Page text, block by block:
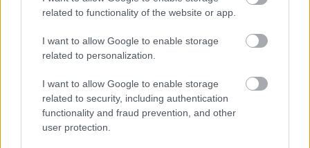
related to functionality of the website or app.
I want to allow Google to enable storage
related to personalization.
I want to allow Google to enable storage
related to security, including authentication
functionality and fraud prevention, and other
user protection.
Támogasd adományoddal
Kapcsolódó hírek